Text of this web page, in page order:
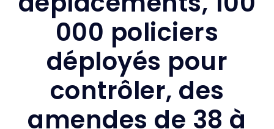
000 policiers
déployés pour
contrôler, des
amendes de 38 à